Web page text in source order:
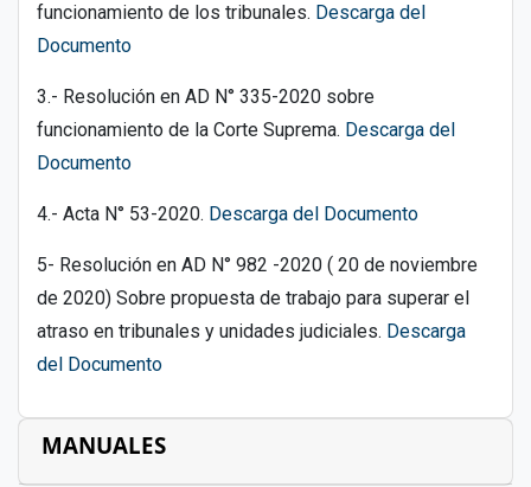
funcionamiento de los tribunales. Descarga del
Documento
3.- Resolución en AD N° 335-2020 sobre
funcionamiento de la Corte Suprema. Descarga del
Documento
4.- Acta N° 53-2020. Descarga del Documento
5- Resolución en AD N° 982 -2020 ( 20 de noviembre
de 2020) Sobre propuesta de trabajo para superar el
atraso en tribunales y unidades judiciales. Descarga
del Documento
MANUALES